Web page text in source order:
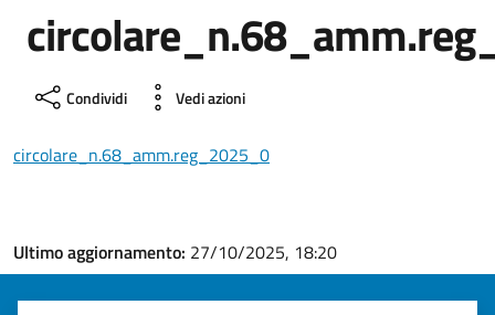
Condividi Vedi azioni
circolare_n.68_amm.reg_2025_0
Ultimo aggiornamento: 27/10/2025, 18:20